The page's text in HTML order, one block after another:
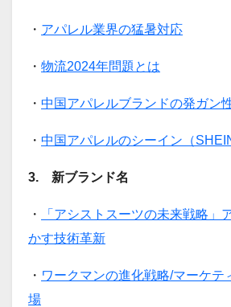
・ アパレル業界の猛暑対応
・ 物流2024年問題とは
・ 中国アパレルブランドの発ガン
・ 中国アパレルのシーイン（
3. 新ブランド名
・
「アシストスーツの未来戦略」
かす技術革新
・ ワークマンの進化戦略/マーケテ
場